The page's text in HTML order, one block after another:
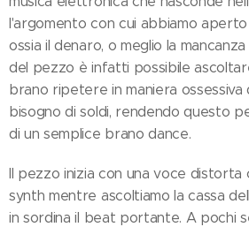
l'argomento con cui abbiamo
ossia il denaro, o meglio la
del pezzo è infatti possibile
brano ripetere in maniera ossessiva
bisogno di soldi, rendendo questo
di un semplice brano dance.
Il pezzo inizia con una voce distorta
synth mentre ascoltiamo la cassa
in sordina il beat portante. A pochi